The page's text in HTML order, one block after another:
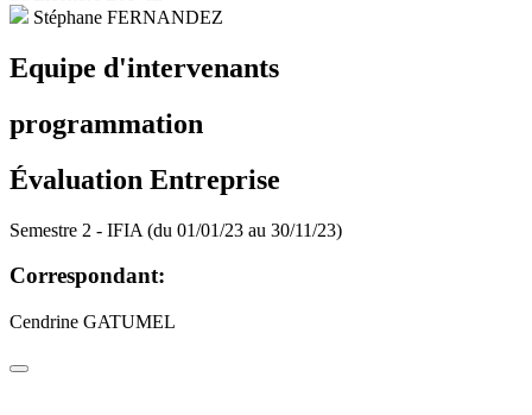
Stéphane FERNANDEZ
Equipe d'intervenants
programmation
Évaluation Entreprise
Semestre 2 - IFIA (du 01/01/23 au 30/11/23)
Correspondant:
Cendrine GATUMEL